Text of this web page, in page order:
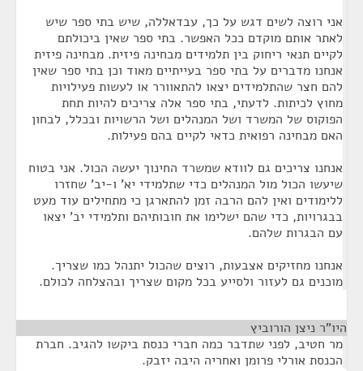
אני רוצה לשים דגש על כך, עבדאללה, שיש בתי ספר שיש
לאתר אותם מוקדם ככל האפשר. בתי ספר שאין ביכולתם
לקיים תנאי ריחוק בין תלמידים מבחינה פיזית. מבחינה פיזית
אנחנו מדברים על בתי ספר בעייתיים מאוד וכן בתי ספר שאין
להם חצר שהתלמידים יצאו להתאוורר או לעשות פעילויות
מחוץ לכיתות. לדעתי, בתי ספר אלה צריכים להיות תחת
הפוקוס של המשרד ושל המנהלים ושל הרשויות ובכלל, לבחון
האם מבחינה רפואית כדאי לקיים בהם פעילות.
אנחנו צריכים גם לוודא שמשרד החינוך יעשה הכול. אני בטוח
שיעשו הכול מול המנהלים כדי שתלמידי יא' ו-יב' שחזרו
ללימודים ואין להם הרבה זמן להתארגן כי מתחילים עוד מעט
בבגרויות, כדי שהם ישלימו את חובותיהם ותלמידי יב' יצאו
עם הבגרות שלהם.
אנחנו מחזיקים אצבעות, רוצים שהכול יתנהל כמו שצריך.
מוכנים גם לעזור ולסייע בכל מקום שצריך ובהצלחה לכולם.
היו"ר ניצן הורוביץ
מר חטיב, לפני שתדבר כמה חברי כנסת ביקשו להגיב. חברת
הכנסת אורלי פרומן ואחריה היבה יזבק.